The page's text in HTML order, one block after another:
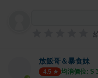
放飯哥＆暴食妹
4.5 均消價位: $